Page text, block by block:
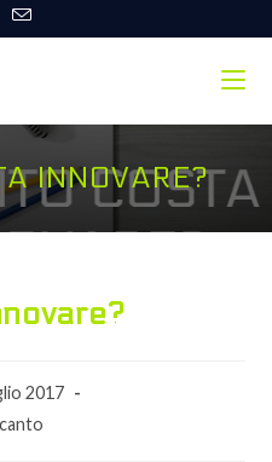
INNOVARE?
2017